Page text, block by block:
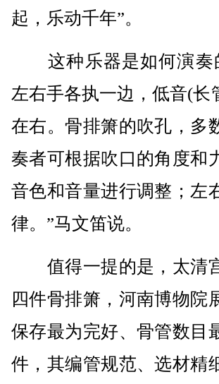
起，乐动千年”。
这种乐器是如何演奏
左右手各执一边，低音(长
在右。骨排箫的吹孔，多
奏者可根据吹口的角度和
音色和音量进行调整；左
律。”马文笛说。
值得一提的是，太清
四件骨排箫，河南博物院
保存最为完好、骨管数目
件，其编管规范、选材精